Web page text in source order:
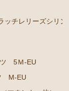
グ ドライブ
ッチレリーズシリン
ツ 5Ｍ-EU
M-EU